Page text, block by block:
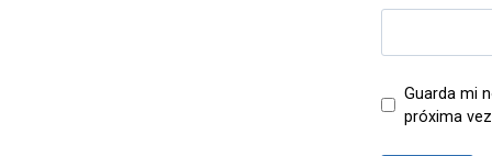
Guarda mi
próxima